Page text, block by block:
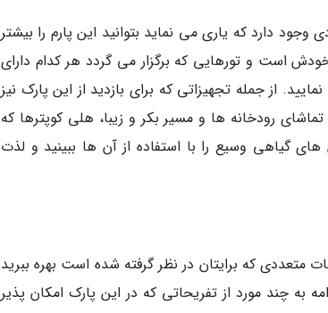
وجود دارد که یاری می نماید بتوانید این پارم را بیشتر
است و تورهایی که برگزار می گردد هر کدام دارای
از جمله تجهیزاتی که برای بازدید از این پارک نیز
رودخانه ها و مسیر بکر و زیبا، هلی کوپترها که
گیاهی وسیع را با استفاده از آن ها ببینید و لذت
متعددی که برایتان در نظر گرفته شده است بهره ببرید
به چند مورد از تفریحاتی که در این پارک امکان پذیر